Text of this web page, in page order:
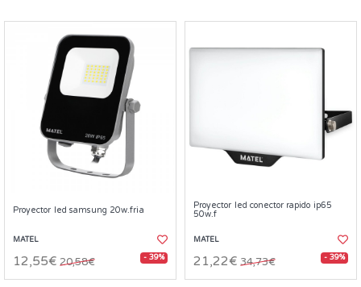
Proyector led samsung 20w.fria
MATEL
12,55€ 20,58€ - 39%
Proyector led conector rapido ip65
50w.f
MATEL
21,22€ 34,73€ - 39%